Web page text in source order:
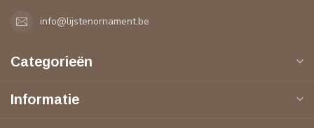
info@lijstenornament.be
Categorieën
Informatie